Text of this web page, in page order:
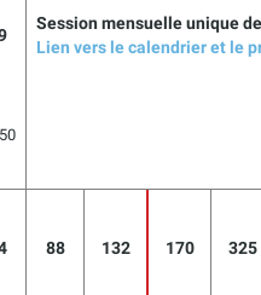
Session mensuelle unique
Lien vers le calendrier et le
88 132 170 325